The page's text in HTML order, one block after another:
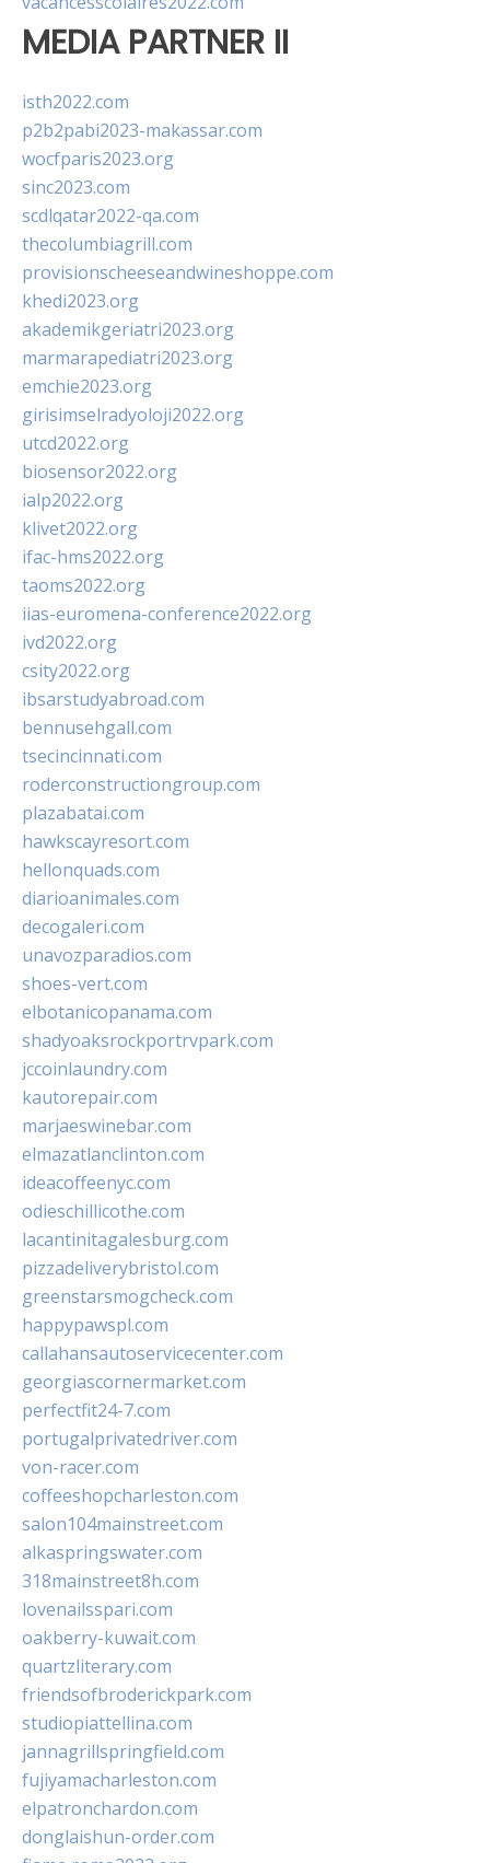
MEDIA PARTNER II
isth2022.com
p2b2pabi2023-makassar.com
wocfparis2023.org
sinc2023.com
scdlqatar2022-qa.com
thecolumbiagrill.com
provisionscheeseandwineshoppe.com
khedi2023.org
akademikgeriatri2023.org
marmarapediatri2023.org
emchie2023.org
girisimselradyoloji2022.org
utcd2022.org
biosensor2022.org
ialp2022.org
klivet2022.org
ifac-hms2022.org
taoms2022.org
iias-euromena-conference2022.org
ivd2022.org
csity2022.org
ibsarstudyabroad.com
bennusehgall.com
tsecincinnati.com
roderconstructiongroup.com
plazabatai.com
hawkscayresort.com
hellonquads.com
diarioanimales.com
decogaleri.com
unavozparadios.com
shoes-vert.com
elbotanicopanama.com
shadyoaksrockportrvpark.com
jccoinlaundry.com
kautorepair.com
marjaeswinebar.com
elmazatlanclinton.com
ideacoffeenyc.com
odieschillicothe.com
lacantinitagalesburg.com
pizzadeliverybristol.com
greenstarsmogcheck.com
happypawspl.com
callahansautoservicecenter.com
georgiascornermarket.com
perfectfit24-7.com
portugalprivatedriver.com
von-racer.com
coffeeshopcharleston.com
salon104mainstreet.com
alkaspringswater.com
318mainstreet8h.com
lovenailsspari.com
oakberry-kuwait.com
quartzliterary.com
friendsofbroderickpark.com
studiopiattellina.com
jannagrillspringfield.com
fujiyamacharleston.com
elpatronchardon.com
donglaishun-order.com